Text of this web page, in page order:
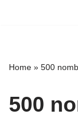
Home » 500
500